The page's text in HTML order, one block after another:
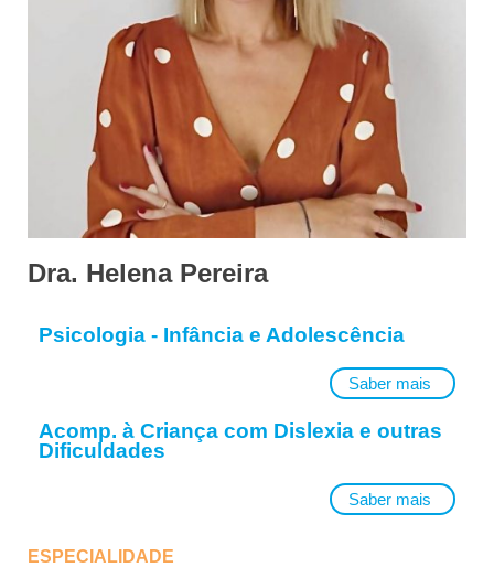
Dra. Helena Pereira
Psicologia - Infância e Adolescência
Saber mais
Acomp. à Criança com Dislexia e outras
Dificuldades
Saber mais
ESPECIALIDADE